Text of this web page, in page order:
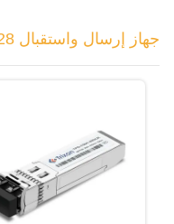
جهاز إرسال واستقبال 25G SFP28